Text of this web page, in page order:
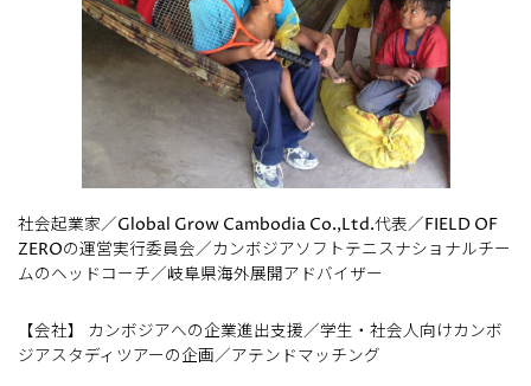
社会起業家／Global Grow Cambodia Co.,Ltd.代表／FIELD OF
ZEROの運営実行委員会／カンボジアソフトテニスナショナルチー
ムのヘッドコーチ／岐阜県海外展開アドバイザー
【会社】 カンボジアへの企業進出支援／学生・社会人向けカンボ
ジアスタディツアーの企画／アテンドマッチング